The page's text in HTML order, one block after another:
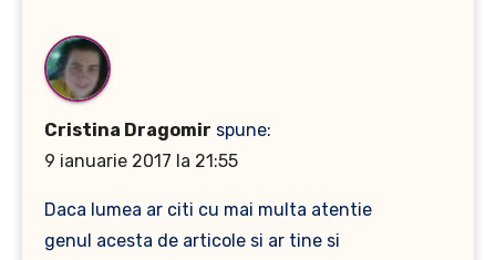
Cristina Dragomir spune:
9 ianuarie 2017 la 21:55
Daca lumea ar citi cu mai multa atentie
genul acesta de articole si ar tine si